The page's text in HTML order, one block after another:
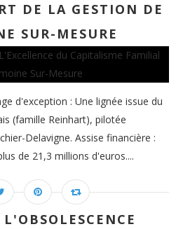
DE LA GESTION DE
SUR-MESURE
d'exception : Une lignée issue du
(famille Reinhart), pilotée
Delavigne. Assise financière :
de 21,3 millions d'euros....